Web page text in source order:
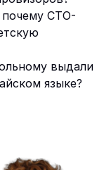
СТО-
выдали
языке?